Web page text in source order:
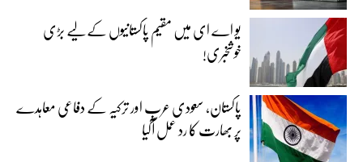
یو اے ای میں مقیم پاکستانیوں کے لیے بڑی
خوشخبری!
پاکستان، سعودی عرب اور ترکیہ کے دفاعی معاہدے
پر بھارت کا رد عمل آگیا